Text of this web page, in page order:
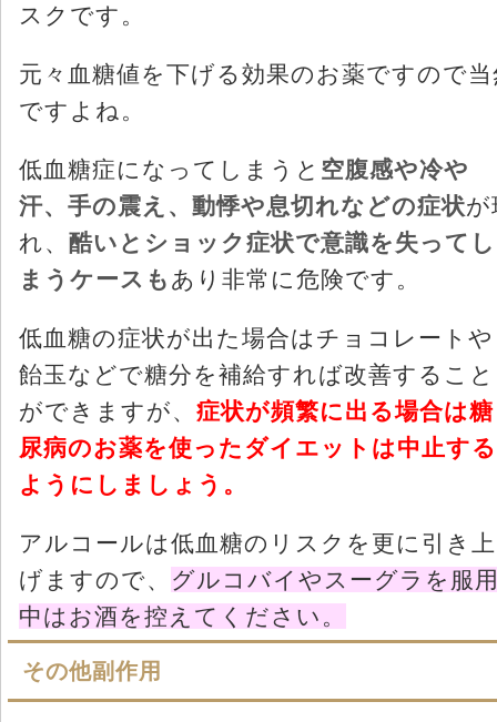
スクです。
元々血糖値を下げる効果のお薬ですので当
ですよね。
低血糖症になってしまうと 空腹感や冷や
汗、手の震え、動悸や息切れなどの症状が
れ、 酷いとショック症状で意識を失ってし
まうケースも あり非常に危険です。
低血糖の症状が出た場合はチョコレートや
飴玉などで糖分を補給すれば改善すること
ができますが、 症状が頻繁に出る場合は糖
尿病のお薬を使ったダイエットは中止する
ようにしましょう。
アルコールは低血糖のリスクを更に引き上
げますので、 グルコバイやスーグラを服
中はお酒を控えてください。
その他副作用